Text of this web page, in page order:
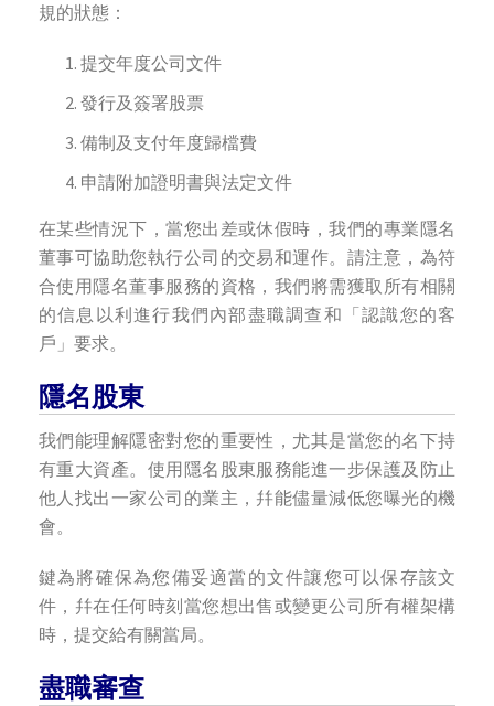
規的狀態：
提交年度公司文件
發行及簽署股票
備制及支付年度歸檔費
申請附加證明書與法定文件
在某些情況下，當您出差或休假時，我們的專業隱名
董事可協助您執行公司的交易和運作。請注意，為符
合使用隱名董事服務的資格，我們將需獲取所有相關
的信息以利進行我們內部盡職調查和「認識您的客
戶」要求。
隱名股東
我們能理解隱密對您的重要性，尤其是當您的名下持
有重大資產。使用隱名股東服務能進一步保護及防止
他人找出一家公司的業主，幷能儘量減低您曝光的機
會。
鍵為將確保為您備妥適當的文件讓您可以保存該文
件，幷在任何時刻當您想出售或變更公司所有權架構
時，提交給有關當局。
盡職審查